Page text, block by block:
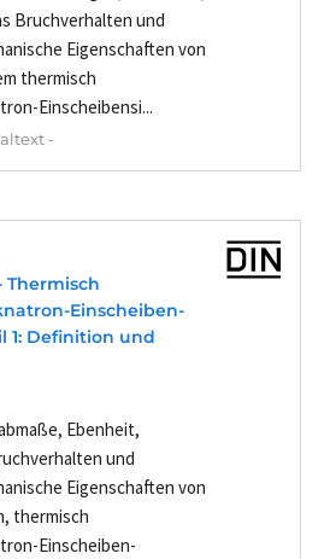
Bruchverhalten und
Eigenschaften von
thermisch
Einscheibensi...
-
Thermisch
Einscheiben-
1: Definition und
Ebenheit,
und
Eigenschaften von
thermisch
Einscheiben-